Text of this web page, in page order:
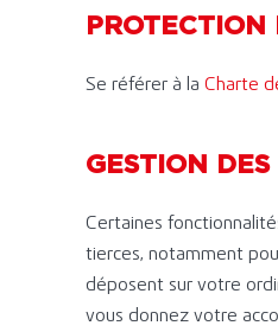
Se référer à la Charte
GESTION DES
Certaines
tierces, notamment
déposent sur votre
vous donnez votre